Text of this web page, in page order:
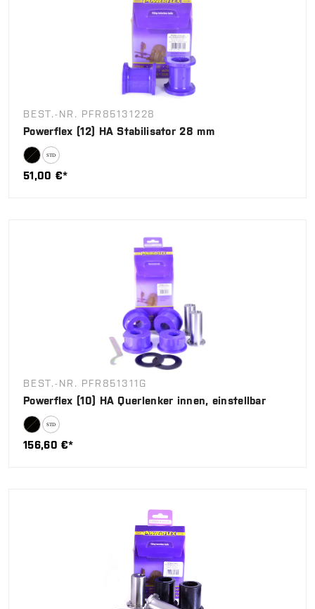
BEST.-NR. PFR85131228
Powerflex (12) HA Stabilisator 28 mm
51,00 €*
BEST.-NR. PFR851311G
Powerflex (10) HA Querlenker innen, einstellbar
156,60 €*